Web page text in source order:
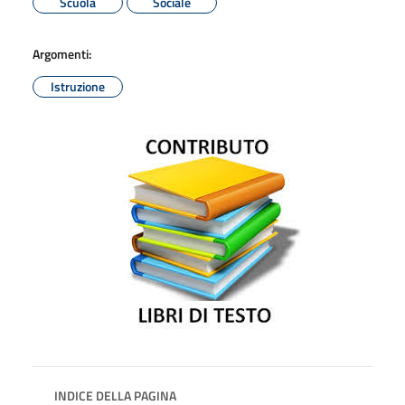
Argomenti:
Istruzione
INDICE DELLA PAGINA